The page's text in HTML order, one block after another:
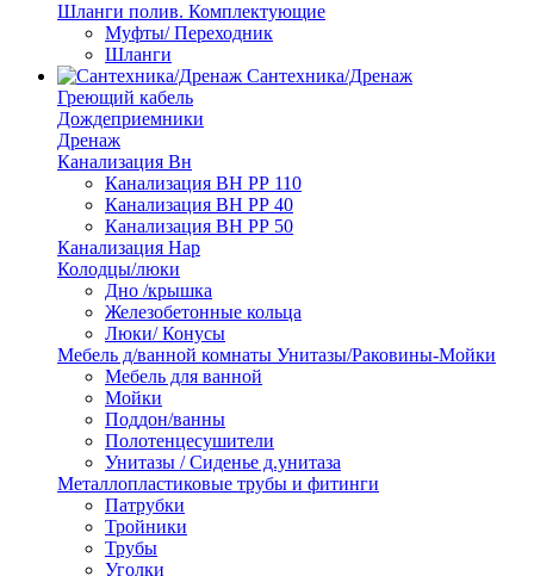
Шланги полив. Комплектующие
Муфты/ Переходник
Шланги
Сантехника/Дренаж
Греющий кабель
Дождеприемники
Дренаж
Канализация Вн
Канализация ВН РР 110
Канализация ВН РР 40
Канализация ВН РР 50
Канализация Нар
Колодцы/люки
Дно /крышка
Железобетонные кольца
Люки/ Конусы
Мебель д/ванной комнаты Унитазы/Раковины-Мойки
Мебель для ванной
Мойки
Поддон/ванны
Полотенцесушители
Унитазы / Сиденье д.унитаза
Металлопластиковые трубы и фитинги
Патрубки
Тройники
Трубы
Уголки